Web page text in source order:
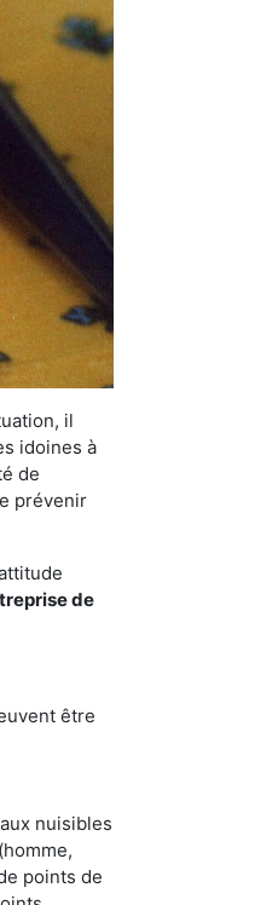
il
idoines à
de
prévenir
de
être
nuisibles
points de